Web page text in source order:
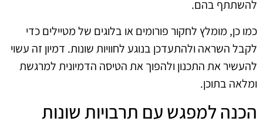
להשתתף בהם.
כמו כן, מומלץ לחקור פורומים או בלוגים של מטיילים כדי
לקבל השראה ולהתעדכן בנוגע לחוויות שונות. דמיון זה עשוי
להעשיר את התכנון ולהפוך את הטיסה הדמיונית למרגשת
ומלאה בתוכן.
הכנה למפגש עם תרבויות שונות